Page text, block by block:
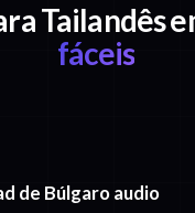
Tailandês
fáceis
de Búlgaro audio